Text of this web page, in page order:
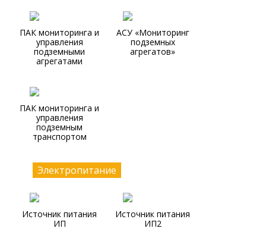
ПАК мониторинга и
управления
подземными
агрегатами
АСУ «Мониторинг
подземных
агрегатов»
ПАК мониторинга и
управления
подземным
транспортом
Электропитание
Источник питания
ИП
Источник питания
ИП2